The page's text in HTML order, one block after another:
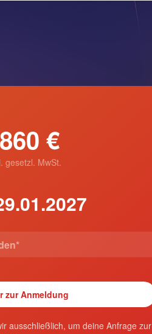
€
gesetzl. MwSt.
ausschließlich, um deine Anfrage zur